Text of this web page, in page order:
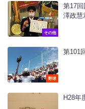
その他
第17
澤政慧
野球
第101
H28年